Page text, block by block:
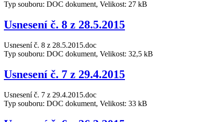
Typ souboru: DOC dokument, Velikost: 27 kB
Usnesení č. 8 z 28.5.2015
Usnesení č. 8 z 28.5.2015.doc
Typ souboru: DOC dokument, Velikost: 32,5 kB
Usnesení č. 7 z 29.4.2015
Usnesení č. 7 z 29.4.2015.doc
Typ souboru: DOC dokument, Velikost: 33 kB